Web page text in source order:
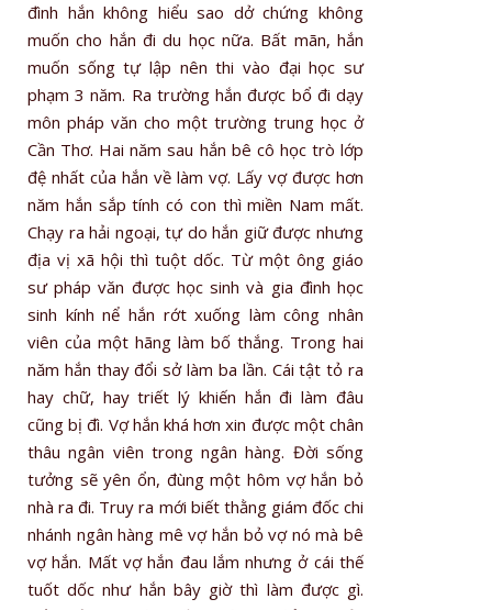
đình hắn không hiểu sao dở chứng không
muốn cho hắn đi du học nữa. Bất mãn, hắn
muốn sống tự lập nên thi vào đại học sư
phạm 3 năm. Ra trường hắn được bổ đi dạy
môn pháp văn cho một trường trung học ở
Cần Thơ. Hai năm sau hắn bê cô học trò lớp
đệ nhất của hắn về làm vợ. Lấy vợ được hơn
năm hắn sắp tính có con thì miền Nam mất.
Chạy ra hải ngoại, tự do hắn giữ được nhưng
địa vị xã hội thì tuột dốc. Từ một ông giáo
sư pháp văn được học sinh và gia đình học
sinh kính nể hắn rớt xuống làm công nhân
viên của một hãng làm bố thắng. Trong hai
năm hắn thay đổi sở làm ba lần. Cái tật tỏ ra
hay chữ, hay triết lý khiến hắn đi làm đâu
cũng bị đì. Vợ hắn khá hơn xin được một chân
thâu ngân viên trong ngân hàng. Đời sống
tưởng sẽ yên ổn, đùng một hôm vợ hắn bỏ
nhà ra đi. Truy ra mới biết thằng giám đốc chi
nhánh ngân hàng mê vợ hắn bỏ vợ nó mà bê
vợ hắn. Mất vợ hắn đau lắm nhưng ở cái thế
tuốt dốc như hắn bây giờ thì làm được gì.